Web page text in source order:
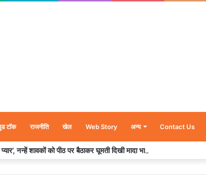
टॉक राजनीति खेल Web Story अन्य Contact Us
नन्हें शावकों को पीठ पर बैठाकर घूमती दिखी मादा भालू